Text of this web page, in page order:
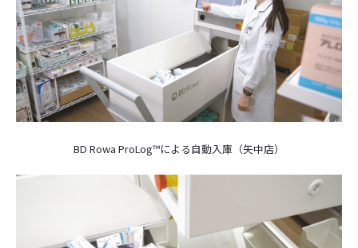
BD Rowa ProLog™による自動入庫（矢中店）